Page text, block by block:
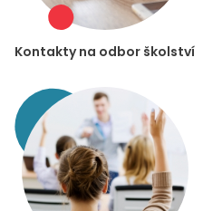
Kontakty na odbor školství